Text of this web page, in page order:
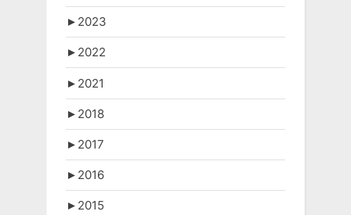
► 2023
► 2022
► 2021
► 2018
► 2017
► 2016
► 2015